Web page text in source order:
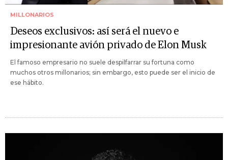
MILLONARIOS
Deseos exclusivos: así será el nuevo e
impresionante avión privado de Elon Musk
El famoso empresario no suele despilfarrar su fortuna como
muchos otros millonarios; sin embargo, esto puede ser el inicio de
ese hábito.